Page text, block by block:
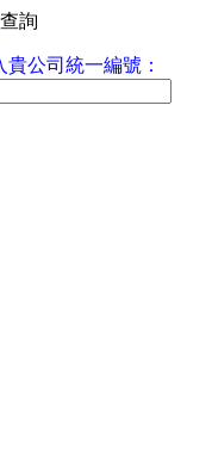
詢
貴公司統一編號：